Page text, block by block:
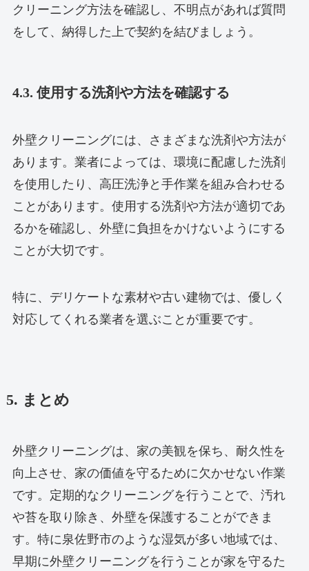
クリーニング方法を確認し、不明点があれば質問
をして、納得した上で契約を結びましょう。
4.3. 使用する洗剤や方法を確認する
外壁クリーニングには、さまざまな洗剤や方法が
あります。業者によっては、環境に配慮した洗剤
を使用したり、高圧洗浄と手作業を組み合わせる
ことがあります。使用する洗剤や方法が適切であ
るかを確認し、外壁に負担をかけないようにする
ことが大切です。
特に、デリケートな素材や古い建物では、優しく
対応してくれる業者を選ぶことが重要です。
5. まとめ
外壁クリーニングは、家の美観を保ち、耐久性を
向上させ、家の価値を守るために欠かせない作業
です。定期的なクリーニングを行うことで、汚れ
や苔を取り除き、外壁を保護することができま
す。特に泉佐野市のような湿気が多い地域では、
早期に外壁クリーニングを行うことが家を守るた